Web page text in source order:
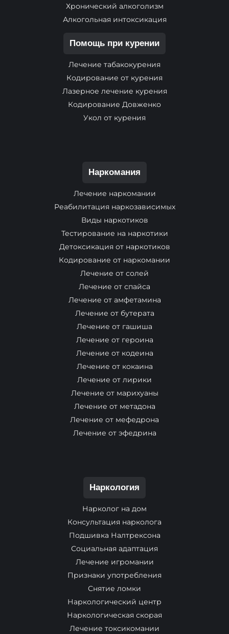
Хронический алкоголизм
Алкогольная интоксикация
Помощь при курении
Лечение табакокурения
Кодирование от курения
Лазерное лечение курения
Кодирование Довженко
Укол от курения
Наркомания
Лечение наркомании
Реабилитация наркозависимых
Виды наркотиков
Тестирование на наркотики
Детоксикация от наркотиков
Кодирование от наркомании
Лечение от солей
Лечение от спайса
Лечение от амфетамина
Лечение от бутерата
Лечение от гашиша
Лечение от героина
Лечение от кодеина
Лечение от кокаина
Лечение от лирики
Лечение от марихуаны
Лечение от метадона
Лечение от мефедрона
Лечение от эфедрина
Наркология
Нарколог на дом
Консультация нарколога
Подшивка Налтрексона
Социальная адаптация
Лечение игромании
Признаки употребления
Снятие ломки
Наркологический центр
Наркологическая скорая
Лечение токсикомании